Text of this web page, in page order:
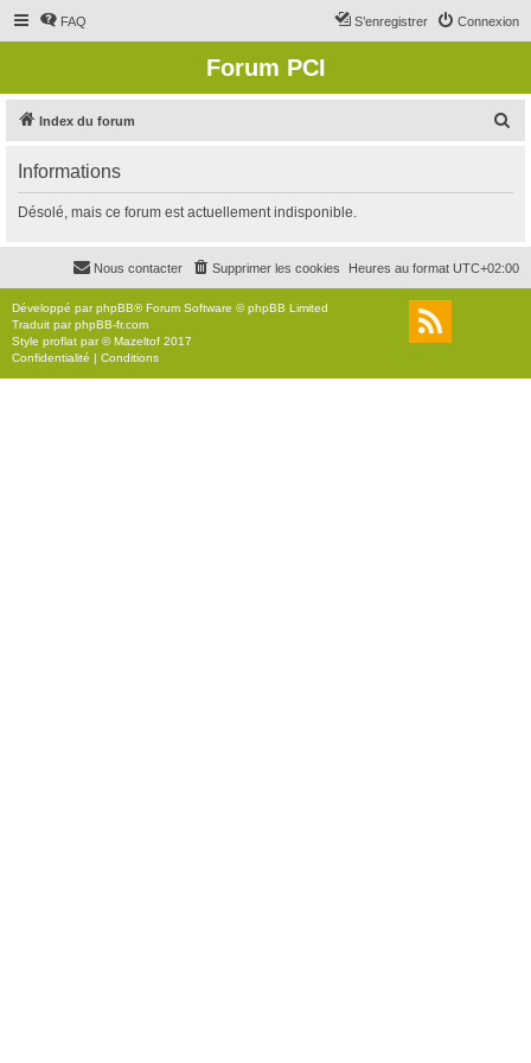
FAQ Connexion
S’enregistrer
Forum PCI
Index du forum
r
c
r
Informations
Désolé, mais ce forum est actuellement indisponible.
Heures au format UTC+02:00
Supprimer les cookies
Nous contacter
Développé parphpBB® Forum Software © phpBB Limited
Traduit parphpBB-fr.com
Style proflat par ©Mazeltof 2017
Confidentialité | Conditions